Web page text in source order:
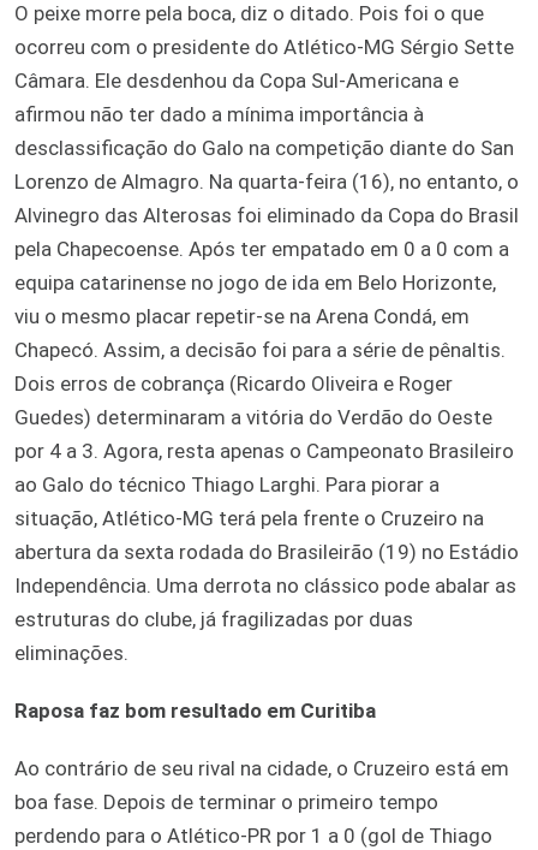
O peixe morre pela boca, diz o ditado. Pois foi o que
ocorreu com o presidente do Atlético-MG Sérgio Sette
Câmara. Ele desdenhou da Copa Sul-Americana e
afirmou não ter dado a mínima importância à
desclassificação do Galo na competição diante do San
Lorenzo de Almagro. Na quarta-feira (16), no entanto, o
Alvinegro das Alterosas foi eliminado da Copa do Brasil
pela Chapecoense. Após ter empatado em 0 a 0 com a
equipa catarinense no jogo de ida em Belo Horizonte,
viu o mesmo placar repetir-se na Arena Condá, em
Chapecó. Assim, a decisão foi para a série de pênaltis.
Dois erros de cobrança (Ricardo Oliveira e Roger
Guedes) determinaram a vitória do Verdão do Oeste
por 4 a 3. Agora, resta apenas o Campeonato Brasileiro
ao Galo do técnico Thiago Larghi. Para piorar a
situação, Atlético-MG terá pela frente o Cruzeiro na
abertura da sexta rodada do Brasileirão (19) no Estádio
Independência. Uma derrota no clássico pode abalar as
estruturas do clube, já fragilizadas por duas
eliminações.
Raposa faz bom resultado em Curitiba
Ao contrário de seu rival na cidade, o Cruzeiro está em
boa fase. Depois de terminar o primeiro tempo
perdendo para o Atlético-PR por 1 a 0 (gol de Thiago